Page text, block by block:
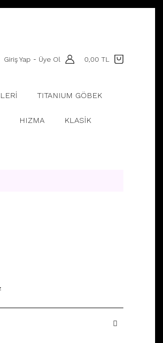
Giriş Yap - Üye Ol 0,00 TL
TITANIUM GÖBEK
HIZMA KLASİK